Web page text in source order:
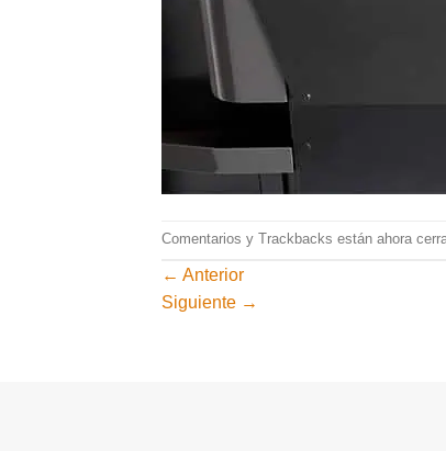
Comentarios y Trackbacks están ahora
← Anterior
Siguiente →